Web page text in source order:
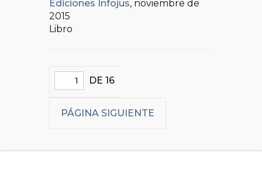
Ediciones Infojus, noviembre de
2015
Libro
DE 16
PÁGINA SIGUIENTE